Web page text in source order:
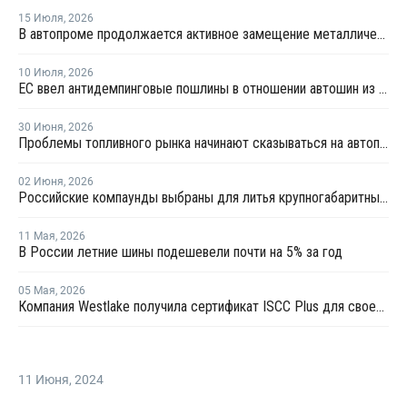
15 Июля, 2026
В автопроме продолжается активное замещение металлических компонентов конструкционными полимерами
10 Июля, 2026
ЕС ввел антидемпинговые пошлины в отношении автошин из КНР
30 Июня, 2026
Проблемы топливного рынка начинают сказываться на автоперевозках
02 Июня, 2026
Российские компаунды выбраны для литья крупногабаритных автокомпонентов BELGEE
11 Мая, 2026
В России летние шины подешевели почти на 5% за год
05 Мая, 2026
Компания Westlake получила сертификат ISCC Plus для своего завода по производству эпоксидных смол в Техасе
11 Июня, 2024